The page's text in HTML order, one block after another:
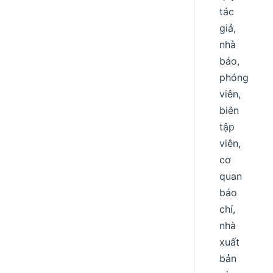
tác
giả,
nhà
báo,
phóng
viên,
biên
tập
viên,
cơ
quan
báo
chí,
nhà
xuất
bản